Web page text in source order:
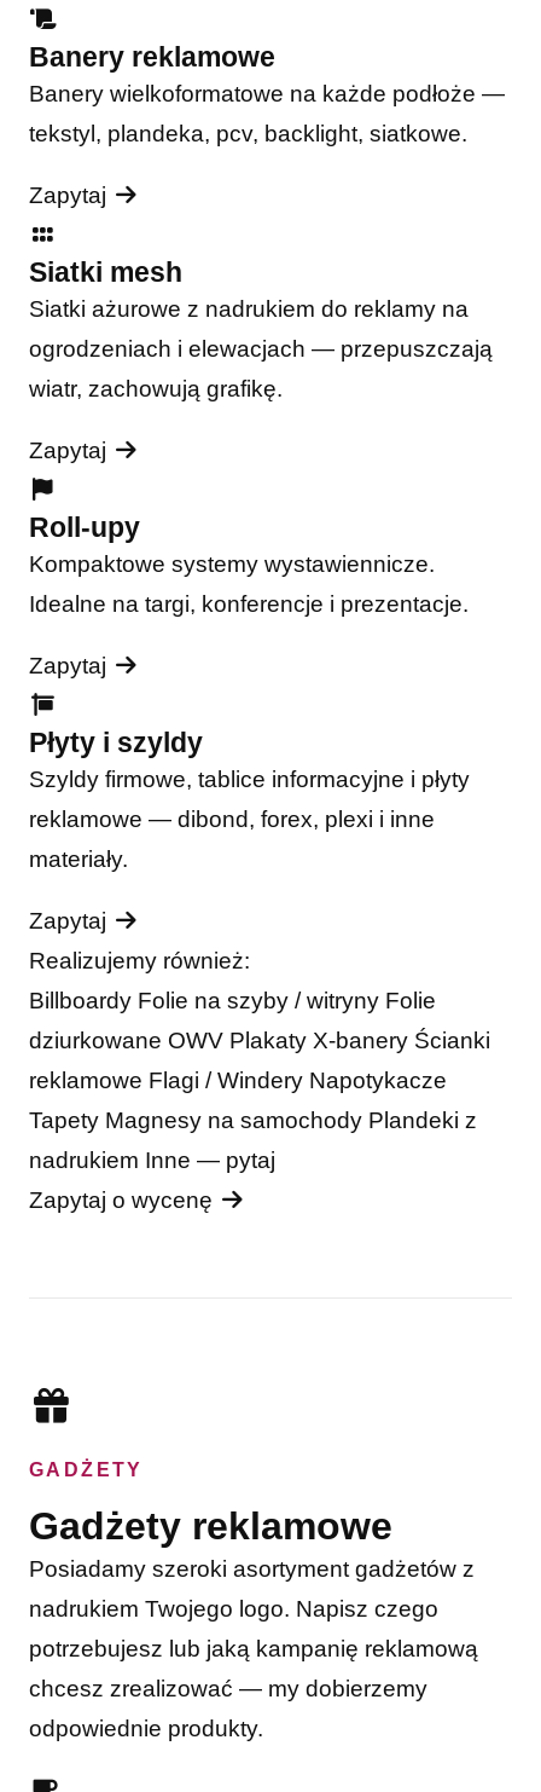
Banery reklamowe
Banery wielkoformatowe na każde podłoże —
tekstyl, plandeka, pcv, backlight, siatkowe.
Zapytaj
Siatki mesh
Siatki ażurowe z nadrukiem do reklamy na
ogrodzeniach i elewacjach — przepuszczają
wiatr, zachowują grafikę.
Zapytaj
Roll-upy
Kompaktowe systemy wystawiennicze.
Idealne na targi, konferencje i prezentacje.
Zapytaj
Płyty i szyldy
Szyldy firmowe, tablice informacyjne i płyty
reklamowe — dibond, forex, plexi i inne
materiały.
Zapytaj
Realizujemy również:
Billboardy Folie na szyby / witryny Folie
dziurkowane OWV Plakaty X-banery Ścianki
reklamowe Flagi / Windery Napotykacze
Tapety Magnesy na samochody Plandeki z
nadrukiem Inne — pytaj
Zapytaj o wycenę
GADŻETY
Gadżety reklamowe
Posiadamy szeroki asortyment gadżetów z
nadrukiem Twojego logo. Napisz czego
potrzebujesz lub jaką kampanię reklamową
chcesz zrealizować — my dobierzemy
odpowiednie produkty.